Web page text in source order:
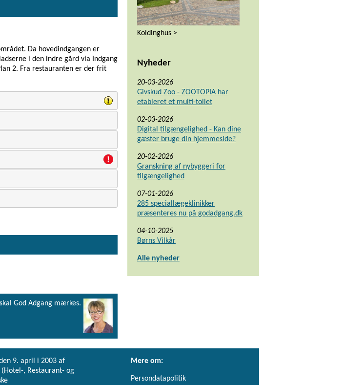
Da hovedindgangen er
i den indre gård via Indgang
2. Fra restauranten er der frit
God Adgang mærkes.
Koldinghus >
Nyheder
20-03-2026
Givskud Zoo - ZOOTOPIA har
etableret et multi-toilet
02-03-2026
Digital tilgængelighed - Kan dine
gæster bruge din hjemmeside?
20-02-2026
Granskning af nybyggeri for
tilgængelighed
07-01-2026
285 speciallægeklinikker
præsenteres nu på godadgang.dk
04-10-2025
Børns Vilkår
Alle nyheder
9. april i 2003 af
(Hotel-, Restaurant- og
Mere om:
Persondatapolitik